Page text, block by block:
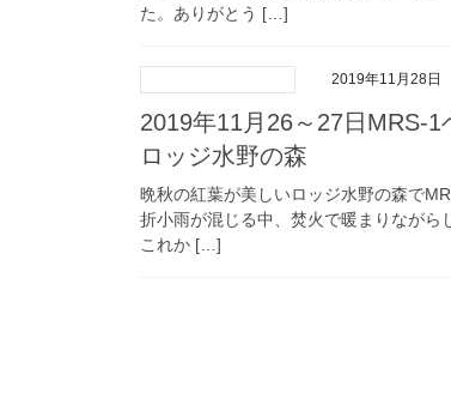
た。ありがとう […]
2019年11月28日
2019年11月26～27日MRS-
ロッジ水野の森
晩秋の紅葉が美しいロッジ水野の森で
折小雨が混じる中、焚火で暖まりながら
これか […]